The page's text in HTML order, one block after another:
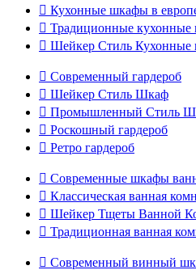
 Кухонные шкафы в
 Традиционные
 Шейкер Стиль
 Современный гардероб
 Шейкер Стиль Шкаф
 Промышленный Стиль
 Роскошный гардероб
 Ретро гардероб
 Современные шкафы
 Классическая ванная
 Шейкер Тщеты Ванной
 Традиционная ванная
 Современный винный